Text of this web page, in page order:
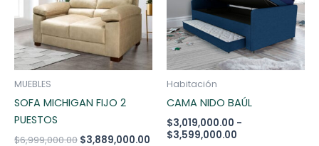
MUEBLES
SOFA MICHIGAN FIJO 2
PUESTOS
$6,999,000.00 $3,889,000.00
variantes.
Las
opciones
Habitación
CAMA NIDO BAÚL
$3,019,000.00 -
$3,599,000.00
$3,599,000.00